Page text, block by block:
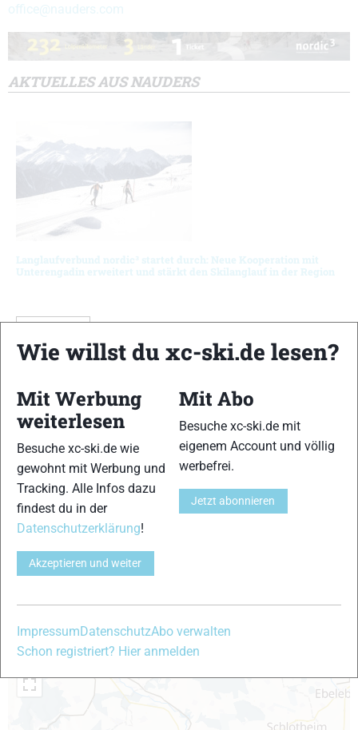
office@nauders.com
AKTUELLES AUS NAUDERS
Langlaufverbund nordic³ startet durch: Neue Kooperation mit
Unterengadin erweitert und stärkt den Skilanglauf in der Region
STATUS ZUSTAND
SUCHE
Schwierigkeitsgrad
Sehr Leicht - Sehr Schwer
Länge
KARTE
+
−
Wie willst du xc-ski.de lesen?
Mit Werbung
weiterlesen
Besuche xc-ski.de wie
gewohnt mit Werbung und
Tracking. Alle Infos dazu
findest du in der
Datenschutzerklärung!
Akzeptieren und weiter
Mit Abo
Besuche xc-ski.de mit
eigenem Account und völlig
werbefrei.
Jetzt abonnieren
ImpressumDatenschutzAbo verwalten
Schon registriert? Hier anmelden